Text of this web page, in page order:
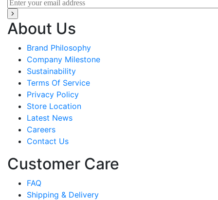
About Us
Brand Philosophy
Company Milestone
Sustainability
Terms Of Service
Privacy Policy
Store Location
Latest News
Careers
Contact Us
Customer Care
FAQ
Shipping & Delivery